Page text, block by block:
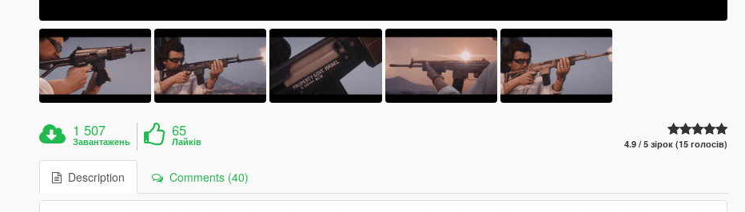
1 507
Завантажень
65
Лайків 4.9 / 5 зірок (15 голосів)
Description Comments (40)